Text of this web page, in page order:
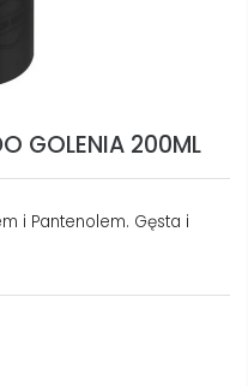
GOLENIA 200ML
i Pantenolem. Gęsta i